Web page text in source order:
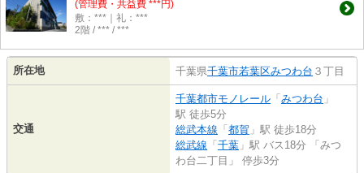
(管理費・共益費 ***円)
敷：***｜礼：***
2階 / *** / ***
所在地 千葉県千葉市若葉区みつわ台 ３丁目
交通
千葉都市モノレール 「 みつわ台 」
駅 徒歩5分
総武本線 「 都賀 」駅 徒歩18分
総武線 「 千葉 」駅 バス18分 「みつ
わ台二丁目」 停歩3分